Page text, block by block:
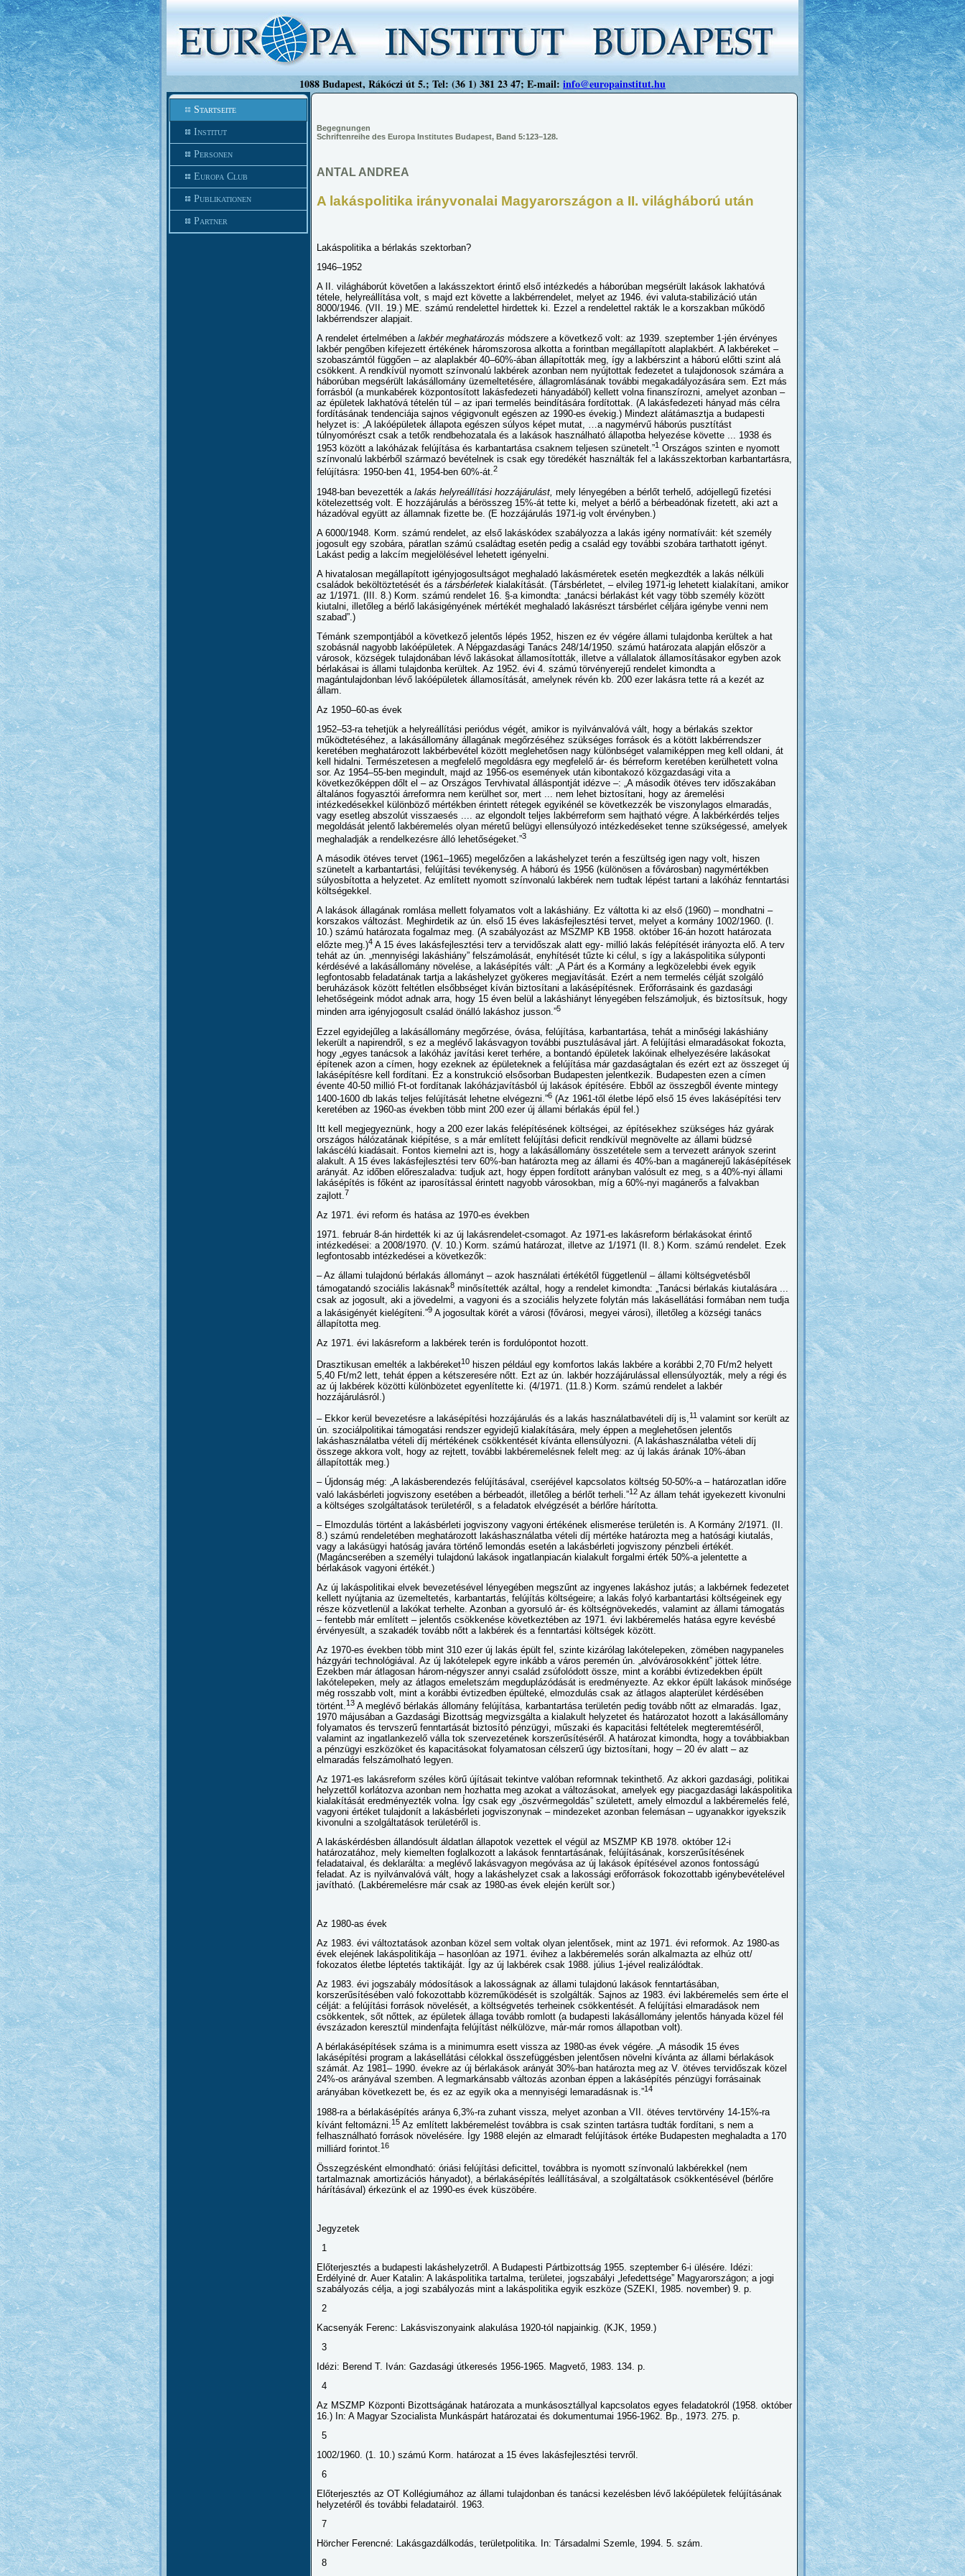
1088 Budapest, Rákóczi út 5.; Tel: (36 1) 381 23 47; E-mail: info@europainstitut.hu
Startseite
Institut
Personen
Europa Club
Publikationen
Partner
Begegnungen
Schriftenreihe des Europa Institutes Budapest, Band 5:123–128.
ANTAL ANDREA
A lakáspolitika irányvonalai Magyarországon a II. világháború után
Lakáspolitika a bérlakás szektorban?
1946–1952
A II. világháborút követően a lakásszektort érintő első intézkedés a háborúban megsérült lakások lakhatóvá
tétele, helyreállítása volt, s majd ezt követte a lakbérrendelet, melyet az 1946. évi valuta-stabilizáció után
8000/1946. (VII. 19.) ME. számú rendelettel hirdettek ki. Ezzel a rendelettel rakták le a korszakban működő
lakbérrendszer alapjait.
A rendelet értelmében a lakbér meghatározás módszere a következő volt: az 1939. szeptember 1-jén érvényes
lakbér pengőben kifejezett értékének háromszorosa alkotta a forintban megállapított alaplakbért. A lakbéreket –
szobaszámtól függően – az alaplakbér 40–60%-ában állapították meg, így a lakbérszint a háború előtti szint alá
csökkent. A rendkívül nyomott színvonalú lakbérek azonban nem nyújtottak fedezetet a tulajdonosok számára a
háborúban megsérült lakásállomány üzemeltetésére, állagromlásának további megakadályozására sem. Ezt más
forrásból (a munkabérek központosított lakásfedezeti hányadából) kellett volna finanszírozni, amelyet azonban –
az épületek lakhatóvá tételén túl – az ipari termelés beindítására fordítottak. (A lakásfedezeti hányad más célra
fordításának tendenciája sajnos végigvonult egészen az 1990-es évekig.) Mindezt alátámasztja a budapesti
helyzet is: „A lakóépületek állapota egészen súlyos képet mutat, …a nagymérvű háborús pusztítást
túlnyomórészt csak a tetők rendbehozatala és a lakások használható állapotba helyezése követte ... 1938 és
1953 között a lakóházak felújítása és karbantartása csaknem teljesen szünetelt.”1 Országos szinten e nyomott
színvonalú lakbérből származó bevételnek is csak egy töredékét használták fel a lakásszektorban karbantartásra,
felújításra: 1950-ben 41, 1954-ben 60%-át.2
1948-ban bevezették a lakás helyreállítási hozzájárulást, mely lényegében a bérlőt terhelő, adójellegű fizetési
kötelezettség volt. E hozzájárulás a bérösszeg 15%-át tette ki, melyet a bérlő a bérbeadónak fizetett, aki azt a
házadóval együtt az államnak fizette be. (E hozzájárulás 1971-ig volt érvényben.)
A 6000/1948. Korm. számú rendelet, az első lakáskódex szabályozza a lakás igény normatíváit: két személy
jogosult egy szobára, páratlan számú családtag esetén pedig a család egy további szobára tarthatott igényt.
Lakást pedig a lakcím megjelölésével lehetett igényelni.
A hivatalosan megállapított igényjogosultságot meghaladó lakásméretek esetén megkezdték a lakás nélküli
családok beköltöztetését és a társbérletek kialakítását. (Társbérletet, – elvileg 1971-ig lehetett kialakítani, amikor
az 1/1971. (III. 8.) Korm. számú rendelet 16. §-a kimondta: „tanácsi bérlakást két vagy több személy között
kiutalni, illetőleg a bérlő lakásigényének mértékét meghaladó lakásrészt társbérlet céljára igénybe venni nem
szabad”.)
Témánk szempontjából a következő jelentős lépés 1952, hiszen ez év végére állami tulajdonba kerültek a hat
szobásnál nagyobb lakóépületek. A Népgazdasági Tanács 248/14/1950. számú határozata alapján először a
városok, községek tulajdonában lévő lakásokat államosították, illetve a vállalatok államosításakor egyben azok
bérlakásai is állami tulajdonba kerültek. Az 1952. évi 4. számú törvényerejű rendelet kimondta a
magántulajdonban lévő lakóépületek államosítását, amelynek révén kb. 200 ezer lakásra tette rá a kezét az
állam.
Az 1950–60-as évek
1952–53-ra tehetjük a helyreállítási periódus végét, amikor is nyilvánvalóvá vált, hogy a bérlakás szektor
működtetéséhez, a lakásállomány állagának megőrzéséhez szükséges források és a kötött lakbérrendszer
keretében meghatározott lakbérbevétel között meglehetősen nagy különbséget valamiképpen meg kell oldani, át
kell hidalni. Természetesen a megfelelő megoldásra egy megfelelő ár- és bérreform keretében kerülhetett volna
sor. Az 1954–55-ben megindult, majd az 1956-os események után kibontakozó közgazdasági vita a
következőképpen dőlt el – az Országos Tervhivatal álláspontját idézve –: „A második ötéves terv időszakában
általános fogyasztói árreformra nem kerülhet sor, mert ... nem lehet biztosítani, hogy az áremelési
intézkedésekkel különböző mértékben érintett rétegek egyikénél se következzék be viszonylagos elmaradás,
vagy esetleg abszolút visszaesés .... az elgondolt teljes lakbérreform sem hajtható végre. A lakbérkérdés teljes
megoldását jelentő lakbéremelés olyan méretű belügyi ellensúlyozó intézkedéseket tenne szükségessé, amelyek
meghaladják a rendelkezésre álló lehetőségeket.”3
A második ötéves tervet (1961–1965) megelőzően a lakáshelyzet terén a feszültség igen nagy volt, hiszen
szünetelt a karbantartási, felújítási tevékenység. A háború és 1956 (különösen a fővárosban) nagymértékben
súlyosbította a helyzetet. Az említett nyomott színvonalú lakbérek nem tudtak lépést tartani a lakóház fenntartási
költségekkel.
A lakások állagának romlása mellett folyamatos volt a lakáshiány. Ez váltotta ki az első (1960) – mondhatni –
korszakos változást. Meghirdetik az ún. első 15 éves lakásfejlesztési tervet, melyet a kormány 1002/1960. (I.
10.) számú határozata fogalmaz meg. (A szabályozást az MSZMP KB 1958. október 16-án hozott határozata
előzte meg.)4 A 15 éves lakásfejlesztési terv a tervidőszak alatt egy- millió lakás felépítését irányozta elő. A terv
tehát az ún. „mennyiségi lakáshiány” felszámolását, enyhítését tűzte ki célul, s így a lakáspolitika súlyponti
kérdésévé a lakásállomány növelése, a lakásépítés vált: „A Párt és a Kormány a legközelebbi évek egyik
legfontosabb feladatának tartja a lakáshelyzet gyökeres megjavítását. Ezért a nem termelés célját szolgáló
beruházások között feltétlen elsőbbséget kíván biztosítani a lakásépítésnek. Erőforrásaink és gazdasági
lehetőségeink módot adnak arra, hogy 15 éven belül a lakáshiányt lényegében felszámoljuk, és biztosítsuk, hogy
minden arra igényjogosult család önálló lakáshoz jusson.”5
Ezzel egyidejűleg a lakásállomány megőrzése, óvása, felújítása, karbantartása, tehát a minőségi lakáshiány
lekerült a napirendről, s ez a meglévő lakásvagyon további pusztulásával járt. A felújítási elmaradásokat fokozta,
hogy „egyes tanácsok a lakóház javítási keret terhére, a bontandó épületek lakóinak elhelyezésére lakásokat
építenek azon a címen, hogy ezeknek az épületeknek a felújítása már gazdaságtalan és ezért ezt az összeget új
lakásépítésre kell fordítani. Ez a konstrukció elsősorban Budapesten jelentkezik. Budapesten ezen a címen
évente 40-50 millió Ft-ot fordítanak lakóházjavításból új lakások építésére. Ebből az összegből évente mintegy
1400-1600 db lakás teljes felújítását lehetne elvégezni.”6 (Az 1961-től életbe lépő első 15 éves lakásépítési terv
keretében az 1960-as években több mint 200 ezer új állami bérlakás épül fel.)
Itt kell megjegyeznünk, hogy a 200 ezer lakás felépítésének költségei, az építésekhez szükséges ház gyárak
országos hálózatának kiépítése, s a már említett felújítási deficit rendkívül megnövelte az állami büdzsé
lakáscélú kiadásait. Fontos kiemelni azt is, hogy a lakásállomány összetétele sem a tervezett arányok szerint
alakult. A 15 éves lakásfejlesztési terv 60%-ban határozta meg az állami és 40%-ban a magánerejű lakásépítések
arányát. Az időben előreszaladva: tudjuk azt, hogy éppen fordított arányban valósult ez meg, s a 40%-nyi állami
lakásépítés is főként az iparosítással érintett nagyobb városokban, míg a 60%-nyi magánerős a falvakban
zajlott.7
Az 1971. évi reform és hatása az 1970-es években
1971. február 8-án hirdették ki az új lakásrendelet-csomagot. Az 1971-es lakásreform bérlakásokat érintő
intézkedései: a 2008/1970. (V. 10.) Korm. számú határozat, illetve az 1/1971 (II. 8.) Korm. számú rendelet. Ezek
legfontosabb intézkedései a következők:
– Az állami tulajdonú bérlakás állományt – azok használati értékétől függetlenül – állami költségvetésből
támogatandó szociális lakásnak8 minősítették azáltal, hogy a rendelet kimondta: „Tanácsi bérlakás kiutalására ...
csak az jogosult, aki a jövedelmi, a vagyoni és a szociális helyzete folytán más lakásellátási formában nem tudja
a lakásigényét kielégíteni.”9 A jogosultak körét a városi (fővárosi, megyei városi), illetőleg a községi tanács
állapította meg.
Az 1971. évi lakásreform a lakbérek terén is fordulópontot hozott.
Drasztikusan emelték a lakbéreket10 hiszen például egy komfortos lakás lakbére a korábbi 2,70 Ft/m2 helyett
5,40 Ft/m2 lett, tehát éppen a kétszeresére nőtt. Ezt az ún. lakbér hozzájárulással ellensúlyozták, mely a régi és
az új lakbérek közötti különbözetet egyenlítette ki. (4/1971. (11.8.) Korm. számú rendelet a lakbér
hozzájárulásról.)
– Ekkor kerül bevezetésre a lakásépítési hozzájárulás és a lakás használatbavételi díj is,11 valamint sor került az
ún. szociálpolitikai támogatási rendszer egyidejű kialakítására, mely éppen a meglehetősen jelentős
lakáshasználatba vételi díj mértékének csökkentését kívánta ellensúlyozni. (A lakáshasználatba vételi díj
összege akkora volt, hogy az rejtett, további lakbéremelésnek felelt meg: az új lakás árának 10%-ában
állapították meg.)
– Újdonság még: „A lakásberendezés felújításával, cseréjével kapcsolatos költség 50-50%-a – határozatlan időre
való lakásbérleti jogviszony esetében a bérbeadót, illetőleg a bérlőt terheli.”12 Az állam tehát igyekezett kivonulni
a költséges szolgáltatások területéről, s a feladatok elvégzését a bérlőre hárította.
– Elmozdulás történt a lakásbérleti jogviszony vagyoni értékének elismerése területén is. A Kormány 2/1971. (II.
8.) számú rendeletében meghatározott lakáshasználatba vételi díj mértéke határozta meg a hatósági kiutalás,
vagy a lakásügyi hatóság javára történő lemondás esetén a lakásbérleti jogviszony pénzbeli értékét.
(Magáncserében a személyi tulajdonú lakások ingatlanpiacán kialakult forgalmi érték 50%-a jelentette a
bérlakások vagyoni értékét.)
Az új lakáspolitikai elvek bevezetésével lényegében megszűnt az ingyenes lakáshoz jutás; a lakbérnek fedezetet
kellett nyújtania az üzemeltetés, karbantartás, felújítás költségeire; a lakás folyó karbantartási költségeinek egy
része közvetlenül a lakókat terhelte. Azonban a gyorsuló ár- és költségnövekedés, valamint az állami támogatás
– fentebb már említett – jelentős csökkenése következtében az 1971. évi lakbéremelés hatása egyre kevésbé
érvényesült, a szakadék tovább nőtt a lakbérek és a fenntartási költségek között.
Az 1970-es években több mint 310 ezer új lakás épült fel, szinte kizárólag lakótelepeken, zömében nagypaneles
házgyári technológiával. Az új lakótelepek egyre inkább a város peremén ún. „alvóvárosokként” jöttek létre.
Ezekben már átlagosan három-négyszer annyi család zsúfolódott össze, mint a korábbi évtizedekben épült
lakótelepeken, mely az átlagos emeletszám megduplázódását is eredményezte. Az ekkor épült lakások minősége
még rosszabb volt, mint a korábbi évtizedben épülteké, elmozdulás csak az átlagos alapterület kérdésében
történt.13 A meglévő bérlakás állomány felújítása, karbantartása területén pedig tovább nőtt az elmaradás. Igaz,
1970 májusában a Gazdasági Bizottság megvizsgálta a kialakult helyzetet és határozatot hozott a lakásállomány
folyamatos és tervszerű fenntartását biztosító pénzügyi, műszaki és kapacitási feltételek megteremtéséről,
valamint az ingatlankezelő válla tok szervezetének korszerűsítéséről. A határozat kimondta, hogy a továbbiakban
a pénzügyi eszközöket és kapacitásokat folyamatosan célszerű úgy biztosítani, hogy – 20 év alatt – az
elmaradás felszámolható legyen.
Az 1971-es lakásreform széles körű újításait tekintve valóban reformnak tekinthető. Az akkori gazdasági, politikai
helyzettől korlátozva azonban nem hozhatta meg azokat a változásokat, amelyek egy piacgazdasági lakáspolitika
kialakítását eredményezték volna. Így csak egy „öszvérmegoldás” született, amely elmozdul a lakbéremelés felé,
vagyoni értéket tulajdonít a lakásbérleti jogviszonynak – mindezeket azonban felemásan – ugyanakkor igyekszik
kivonulni a szolgáltatások területéről is.
A lakáskérdésben állandósult áldatlan állapotok vezettek el végül az MSZMP KB 1978. október 12-i
határozatához, mely kiemelten foglalkozott a lakások fenntartásának, felújításának, korszerűsítésének
feladataival, és deklarálta: a meglévő lakásvagyon megóvása az új lakások építésével azonos fontosságú
feladat. Az is nyilvánvalóvá vált, hogy a lakáshelyzet csak a lakossági erőforrások fokozottabb igénybevételével
javítható. (Lakbéremelésre már csak az 1980-as évek elején került sor.)
Az 1980-as évek
Az 1983. évi változtatások azonban közel sem voltak olyan jelentősek, mint az 1971. évi reformok. Az 1980-as
évek elejének lakáspolitikája – hasonlóan az 1971. évihez a lakbéremelés során alkalmazta az elhúz ott/
fokozatos életbe léptetés taktikáját. Így az új lakbérek csak 1988. július 1-jével realizálódtak.
Az 1983. évi jogszabály módosítások a lakosságnak az állami tulajdonú lakások fenntartásában,
korszerűsítésében való fokozottabb közreműködését is szolgálták. Sajnos az 1983. évi lakbéremelés sem érte el
célját: a felújítási források növelését, a költségvetés terheinek csökkentését. A felújítási elmaradások nem
csökkentek, sőt nőttek, az épületek állaga tovább romlott (a budapesti lakásállomány jelentős hányada közel fél
évszázadon keresztül mindenfajta felújítást nélkülözve, már-már romos állapotban volt).
A bérlakásépítések száma is a minimumra esett vissza az 1980-as évek végére. „A második 15 éves
lakásépítési program a lakásellátási célokkal összefüggésben jelentősen növelni kívánta az állami bérlakások
számát. Az 1981– 1990. évekre az új bérlakások arányát 30%-ban határozta meg az V. ötéves tervidőszak közel
24%-os arányával szemben. A legmarkánsabb változás azonban éppen a lakásépítés pénzügyi forrásainak
arányában következett be, és ez az egyik oka a mennyiségi lemaradásnak is.”14
1988-ra a bérlakásépítés aránya 6,3%-ra zuhant vissza, melyet azonban a VII. ötéves tervtörvény 14-15%-ra
kívánt feltomázni. 15 Az említett lakbéremelést továbbra is csak szinten tartásra tudták fordítani, s nem a
felhasználható források növelésére. Így 1988 elején az elmaradt felújítások értéke Budapesten meghaladta a 170
milliárd forintot.16
Összegzésként elmondható: óriási felújítási deficittel, továbbra is nyomott színvonalú lakbérekkel (nem
tartalmaznak amortizációs hányadot), a bérlakásépítés leállításával, a szolgáltatások csökkentésével (bérlőre
hárításával) érkezünk el az 1990-es évek küszöbére.
Jegyzetek
1
Előterjesztés a budapesti lakáshelyzetről. A Budapesti Pártbizottság 1955. szeptember 6-i ülésére. Idézi:
Erdélyiné dr. Auer Katalin: A lakáspolitika tartalma, területei, jogszabályi „lefedettsége” Magyarországon; a jogi
szabályozás célja, a jogi szabályozás mint a lakáspolitika egyik eszköze (SZEKI, 1985. november) 9. p.
2
Kacsenyák Ferenc: Lakásviszonyaink alakulása 1920-tól napjainkig. (KJK, 1959.)
3
Idézi: Berend T. Iván: Gazdasági útkeresés 1956-1965. Magvető, 1983. 134. p.
4
Az MSZMP Központi Bizottságának határozata a munkásosztállyal kapcsolatos egyes feladatokról (1958. október
16.) In: A Magyar Szocialista Munkáspárt határozatai és dokumentumai 1956-1962. Bp., 1973. 275. p.
5
1002/1960. (1. 10.) számú Korm. határozat a 15 éves lakásfejlesztési tervről.
6
Előterjesztés az OT Kollégiumához az állami tulajdonban és tanácsi kezelésben lévő lakóépületek felújításának
helyzetéről és további feladatairól. 1963.
7
Hörcher Ferencné: Lakásgazdálkodás, területpolitika. In: Társadalmi Szemle, 1994. 5. szám.
8